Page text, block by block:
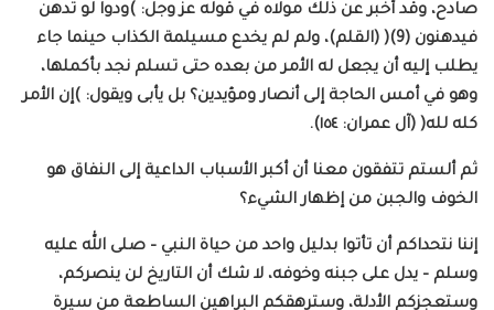
صادح، وقد أخبر عن ذلك مولاه في قوله عز وجل: )ودوا لو تدهن
فيدهنون (9)( (القلم)، ولم لم يخدع مسيلمة الكذاب حينما جاء
يطلب إليه أن يجعل له الأمر من بعده حتى تسلم نجد بأكملها،
وهو في أمس الحاجة إلى أنصار ومؤيدين؟ بل يأبى ويقول: )إن الأمر
كله لله( (آل عمران: ١٥٤).
ثم ألستم تتفقون معنا أن أكبر الأسباب الداعية إلى النفاق هو
الخوف والجبن من إظهار الشيء؟
إننا نتحداكم أن تأتوا بدليل واحد من حياة النبي – صلى الله عليه
وسلم – يدل على جبنه وخوفه، لا شك أن التاريخ لن ينصركم،
وستعجزكم الأدلة، وسترهقكم البراهين الساطعة من سيرة